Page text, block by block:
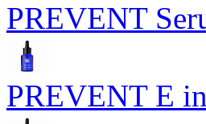
PREVENT
PREVENT E